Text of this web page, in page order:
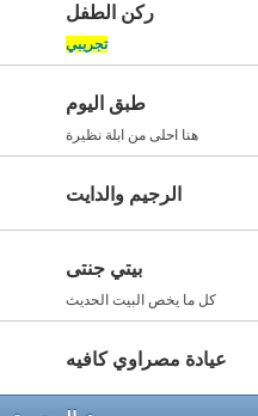
ركن الطفل
تجريبي
طبق اليوم
هنا احلى من ابلة نظيرة
الرجيم والدايت
بيتي جنتى
كل ما يخص البيت الحديث
عيادة مصراوي كافيه